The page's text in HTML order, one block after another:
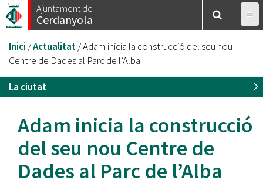
Vés
al
Ajuntament de
Cerdanyola
Esteu
aquí
Inici /Actualitat/Adam inicia la construcció del seu nou
Centre de Dades al Parc de l’Alba
La ciutat
Adam inicia la construcció
del seu nou Centre de
Dades al Parc de l’Alba